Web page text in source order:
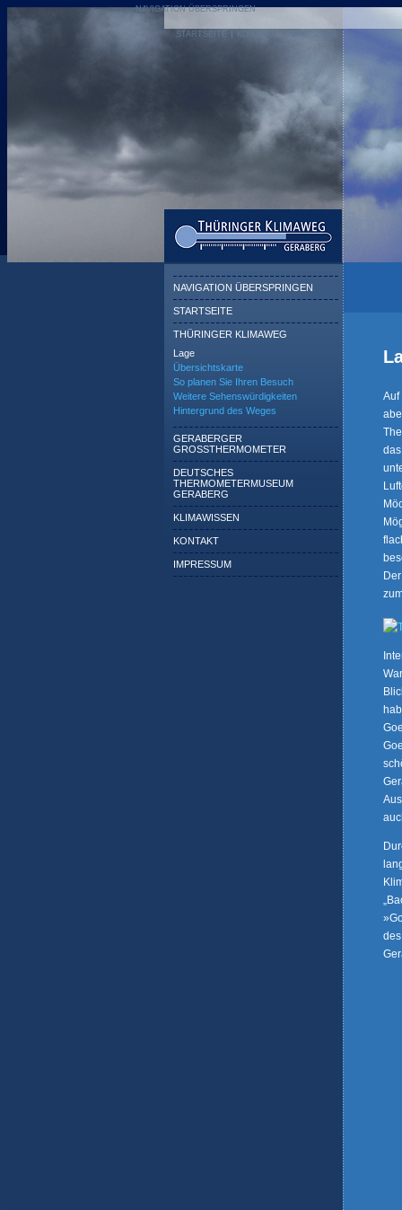
NAVIGATION ÜBERSPRINGEN
STARTSEITE KONTAKT
NAVIGATION ÜBERSPRINGEN
STARTSEITE
THÜRINGER KLIMAWEG
Lage
Übersichtskarte
So planen Sie Ihren Besuch
Weitere Sehenswürdigkeiten
Hintergrund des Weges
GERABERGER
GROSSTHERMOMETER
DEUTSCHES
THERMOMETERMUSEUM
GERABERG
KLIMAWISSEN
KONTAKT
IMPRESSUM
Auf